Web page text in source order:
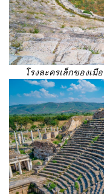
โรงละครเล็กของเมื